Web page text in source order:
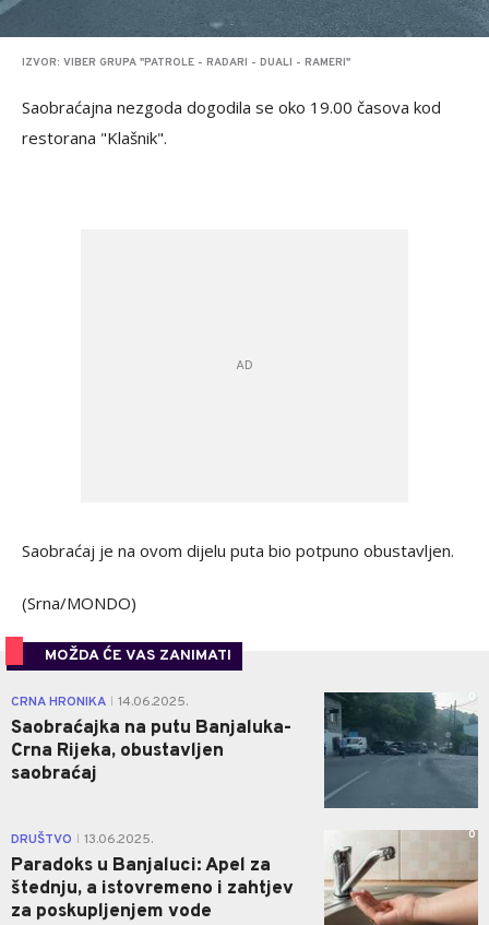
IZVOR: VIBER GRUPA "PATROLE - RADARI - DUALI - RAMERI"
Saobraćajna nezgoda dogodila se oko 19.00 časova kod
restorana "Klašnik".
Saobraćaj je na ovom dijelu puta bio potpuno obustavljen.
(Srna/MONDO)
MOŽDA ĆE VAS ZANIMATI
CRNA HRONIKA 14.06.2025.
Saobraćajka na putu Banjaluka-
Crna Rijeka, obustavljen
saobraćaj
0
DRUŠTVO 13.06.2025.
Paradoks u Banjaluci: Apel za
štednju, a istovremeno i zahtjev
za poskupljenjem vode
0